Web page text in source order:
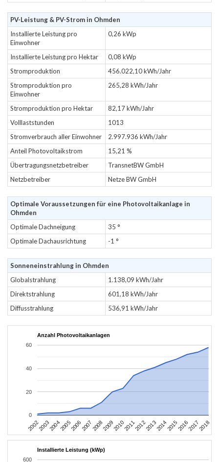
PV-Leistung & PV-Strom in Ohmden
Installierte Leistung pro
Einwohner
0,26 kWp
Installierte Leistung pro Hektar
0,08 kWp
Stromproduktion
456.022,10 kWh/Jahr
Stromproduktion pro
Einwohner
265,28 kWh/Jahr
Stromproduktion pro Hektar
82,17 kWh/Jahr
Volllaststunden
1013
Stromverbrauch aller Einwohner
2.997.936 kWh/Jahr
Anteil Photovoltaikstrom
15,21 %
Übertragungsnetzbetreiber
TransnetBW GmbH
Netzbetreiber
Netze BW GmbH
Optimale Voraussetzungen für eine Photovoltaikanlage in
Ohmden
Optimale Dachneigung
35 °
Optimale Dachausrichtung
-1 °
Sonneneinstrahlung in Ohmden
Globalstrahlung
1.138,09 kWh/Jahr
Direktstrahlung
601,18 kWh/Jahr
Diffusstrahlung
536,91 kWh/Jahr
Anzahl Photovoltaikanlagen
20022003200420052006200720082009201020112012201320142015201620172018
0
20
40
60
Installierte Leistung (kWp)
600